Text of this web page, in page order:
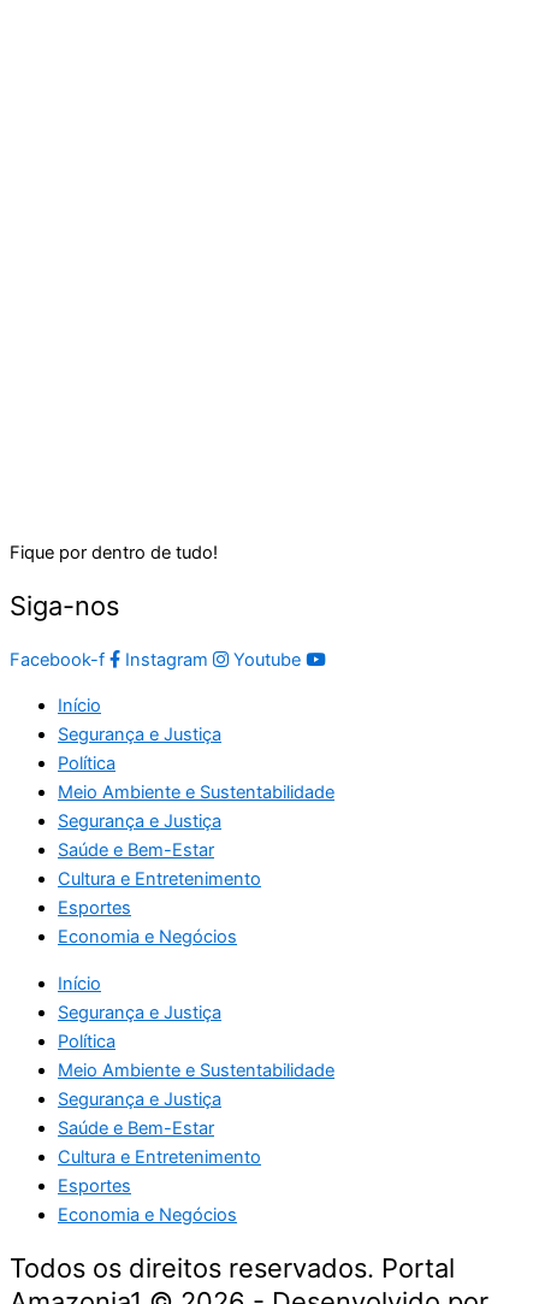
Fique por dentro de tudo!
Siga-nos
Facebook-f Instagram Youtube
Início
Segurança e Justiça
Política
Meio Ambiente e Sustentabilidade
Segurança e Justiça
Saúde e Bem-Estar
Cultura e Entretenimento
Esportes
Economia e Negócios
Início
Segurança e Justiça
Política
Meio Ambiente e Sustentabilidade
Segurança e Justiça
Saúde e Bem-Estar
Cultura e Entretenimento
Esportes
Economia e Negócios
Todos os direitos reservados. Portal